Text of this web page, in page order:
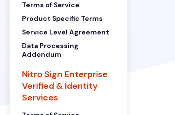
Terms of Service
Product Specific Terms
Service Level Agreement
Data Processing
Addendum
Nitro Sign Enterprise
Verified & Identity
Services